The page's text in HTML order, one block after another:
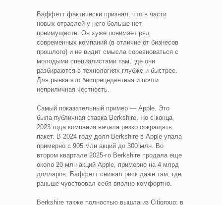
Баффетт фактически признал, что в части
новых отраслей у него больше нет
преимуществ. Он хуже понимает ряд
современных компаний (в отличие от бизнесов
прошлого) и не видит смысла соревноваться с
молодыми специалистами там, где они
разбираются в технологиях глубже и быстрее.
Для рынка это беспрецедентная и почти
неприличная честность.
Самый показательный пример — Apple. Это
была публичная ставка Berkshire. Но с конца
2023 года компания начала резко сокращать
пакет. В 2024 году доля Berkshire в Apple упала
примерно с 905 млн акций до 300 млн. Во
втором квартале 2025-го Berkshire продала еще
около 20 млн акций Apple, примерно на 4 млрд
долларов. Баффетт снижал риск даже там, где
раньше чувствовал себя вполне комфортно.
Berkshire также полностью вышла из Citigroup: в